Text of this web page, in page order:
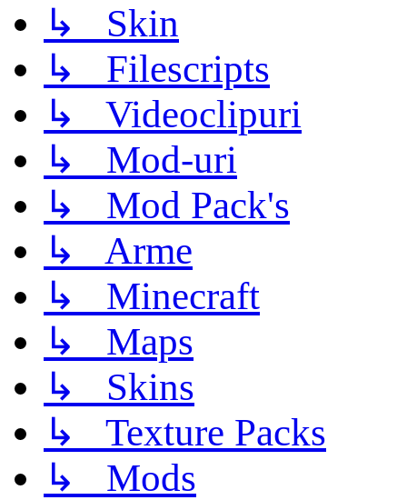
↳ Skin
↳ Filescripts
↳ Videoclipuri
↳ Mod-uri
↳ Mod Pack's
↳ Arme
↳ Minecraft
↳ Maps
↳ Skins
↳ Texture Packs
↳ Mods